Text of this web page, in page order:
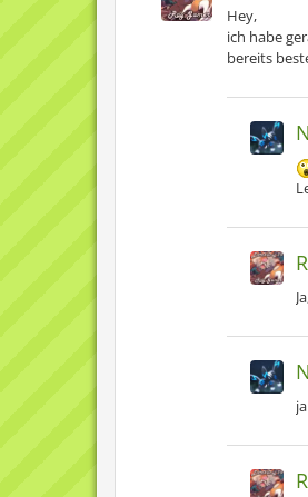
Diego
Fany
Hey,
ich habe
bereits